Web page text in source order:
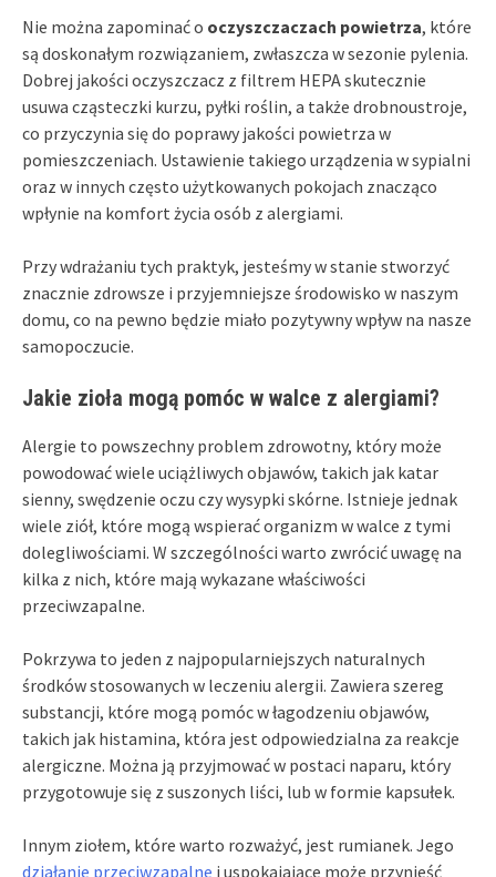
Nie można zapominać o oczyszczaczach powietrza, które
są doskonałym rozwiązaniem, zwłaszcza w sezonie pylenia.
Dobrej jakości oczyszczacz z filtrem HEPA skutecznie
usuwa cząsteczki kurzu, pyłki roślin, a także drobnoustroje,
co przyczynia się do poprawy jakości powietrza w
pomieszczeniach. Ustawienie takiego urządzenia w sypialni
oraz w innych często użytkowanych pokojach znacząco
wpłynie na komfort życia osób z alergiami.
Przy wdrażaniu tych praktyk, jesteśmy w stanie stworzyć
znacznie zdrowsze i przyjemniejsze środowisko w naszym
domu, co na pewno będzie miało pozytywny wpływ na nasze
samopoczucie.
Jakie zioła mogą pomóc w walce z alergiami?
Alergie to powszechny problem zdrowotny, który może
powodować wiele uciążliwych objawów, takich jak katar
sienny, swędzenie oczu czy wysypki skórne. Istnieje jednak
wiele ziół, które mogą wspierać organizm w walce z tymi
dolegliwościami. W szczególności warto zwrócić uwagę na
kilka z nich, które mają wykazane właściwości
przeciwzapalne.
Pokrzywa to jeden z najpopularniejszych naturalnych
środków stosowanych w leczeniu alergii. Zawiera szereg
substancji, które mogą pomóc w łagodzeniu objawów,
takich jak histamina, która jest odpowiedzialna za reakcje
alergiczne. Można ją przyjmować w postaci naparu, który
przygotowuje się z suszonych liści, lub w formie kapsułek.
Innym ziołem, które warto rozważyć, jest rumianek. Jego
działanie przeciwzapalne i uspokajające może przynieść